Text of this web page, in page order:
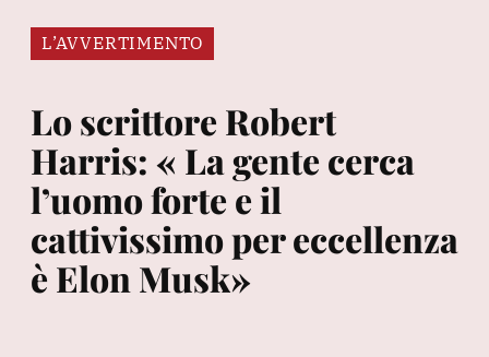
L’AVVERTIMENTO
Lo scrittore Robert
Harris: « La gente cerca
l’uomo forte e il
cattivissimo per eccellenza
è Elon Musk»